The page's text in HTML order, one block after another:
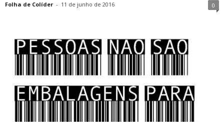
Folha de Colíder - 11 de junho de 2016 0